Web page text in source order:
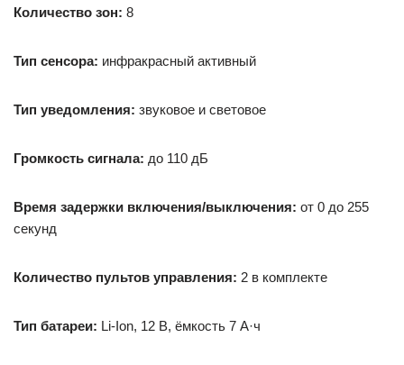
Количество зон: 8
Тип сенсора: инфракрасный активный
Тип уведомления: звуковое и световое
Громкость сигнала: до 110 дБ
Время задержки включения/выключения: от 0 до 255
секунд
Количество пультов управления: 2 в комплекте
Тип батареи: Li-Ion, 12 В, ёмкость 7 А·ч